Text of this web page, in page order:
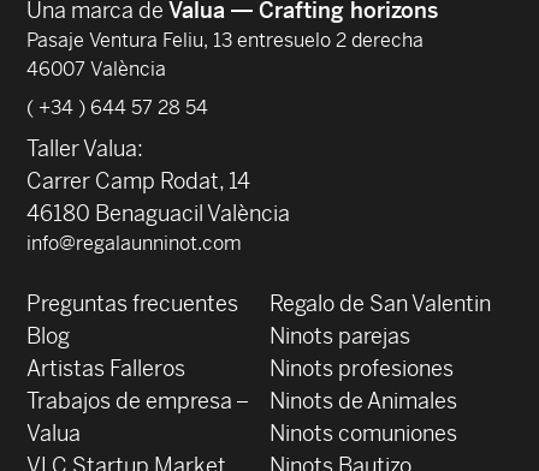
Una marca de Valua — Crafting horizons
Pasaje Ventura Feliu, 13 entresuelo 2 derecha
46007 València
( +34 ) 644 57 28 54
Taller Valua:
Carrer Camp Rodat, 14
46180 Benaguacil València
info@regalaunninot.com
Preguntas frecuentes
Blog
Artistas Falleros
Trabajos de empresa –
Valua
VLC Startup Market
Regalo de San Valentin
Ninots parejas
Ninots profesiones
Ninots de Animales
Ninots comuniones
Ninots Bautizo